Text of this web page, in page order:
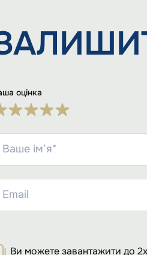
оцінка
Ви можете завантажити до